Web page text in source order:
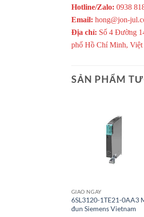
Hotline/Zalo: 0938
Email: hong@jon-
Địa chỉ: Số 4 Đường
phố Hồ Chí Minh, Việt
SẢN PHẨM
GIAO NGAY
6SL3120-1TE21-0AA3
đun Siemens Vietnam